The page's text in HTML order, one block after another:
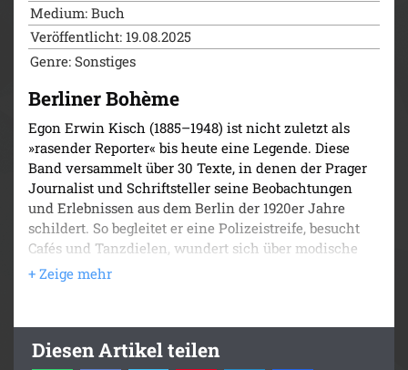
Medium: Buch
Veröffentlicht: 19.08.2025
Genre: Sonstiges
Berliner Bohème
Egon Erwin Kisch (1885–1948) ist nicht zuletzt als
»rasender Reporter« bis heute eine Legende. Diese
Band versammelt über 30 Texte, in denen der Prager
Journalist und Schriftsteller seine Beobachtungen
und Erlebnissen aus dem Berlin der 1920er Jahre
schildert. So begleitet er eine Polizeistreife, besucht
Cafés und Tanzdielen, wundert sich über modische
Eskapaden, geht ins Theater, zum Sechstagerennen
und zur Volkshochschule, besucht eine Vorlesung von
einen Blick in das städtische Leichenschauhaus.
Diesen Artikel teilen